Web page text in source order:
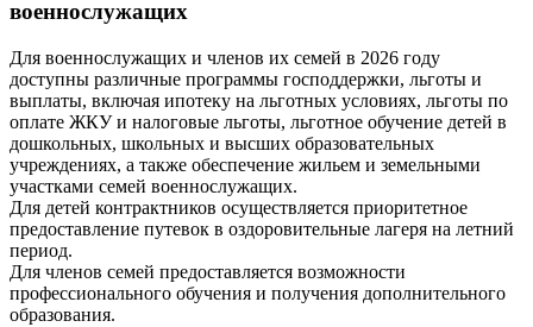
военнослужащих
Для военнослужащих и членов их семей в 2026 году
доступны различные программы господдержки, льготы и
выплаты, включая ипотеку на льготных условиях, льготы по
оплате ЖКУ и налоговые льготы, льготное обучение детей в
дошкольных, школьных и высших образовательных
учреждениях, а также обеспечение жильем и земельными
участками семей военнослужащих.
Для детей контрактников осуществляется приоритетное
предоставление путевок в оздоровительные лагеря на летний
период.
Для членов семей предоставляется возможности
профессионального обучения и получения дополнительного
образования.